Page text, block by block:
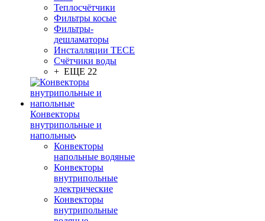
Теплосчётчики
Фильтры косые
Фильтры-
дешламаторы
Инсталляции TECE
Счётчики воды
+ ЕЩЕ 22
Конвекторы
внутрипольные и
напольные
Конвекторы
напольные водяные
Конвекторы
внутрипольные
электрические
Конвекторы
внутрипольные